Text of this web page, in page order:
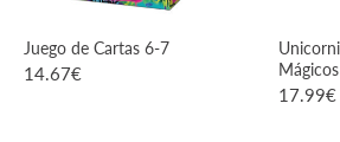
Juego de Cartas 6-7
14.67€
Mágicos
17.99€